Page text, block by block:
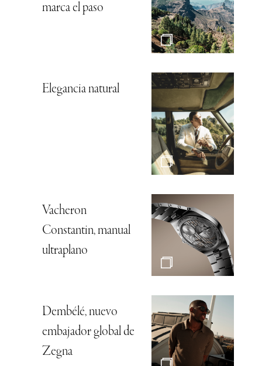
marca el paso
Elegancia natural
Vacheron
Constantin, manual
ultraplano
Dembélé, nuevo
embajador global de
Zegna